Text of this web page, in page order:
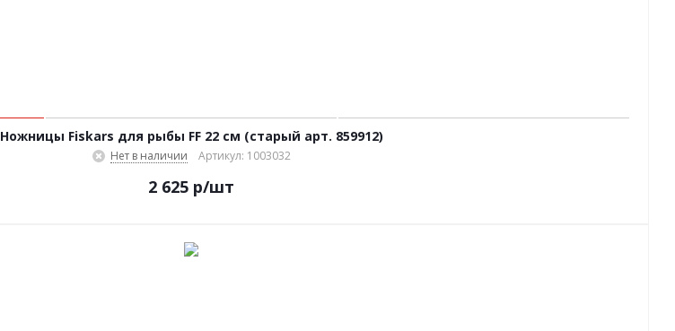
Ножницы Fiskars для рыбы FF 22 cм (старый арт. 859912)
Нет в наличии Артикул: 1003032
2 625 р/шт